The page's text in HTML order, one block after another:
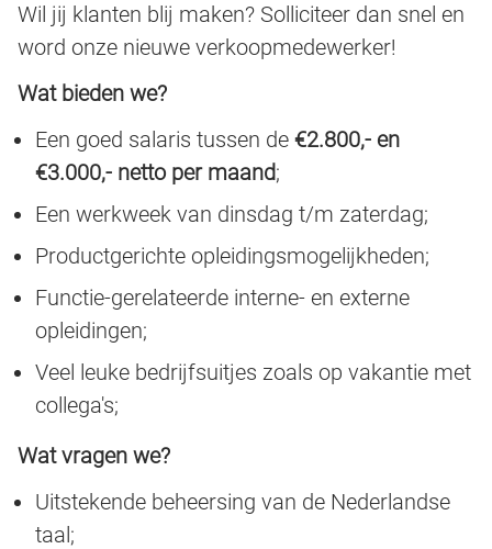
Wil jij klanten blij maken? Solliciteer dan snel en
word onze nieuwe verkoopmedewerker!
Wat bieden we?
Een goed salaris tussen de €2.800,- en
€3.000,- netto per maand;
Een werkweek van dinsdag t/m zaterdag;
Productgerichte opleidingsmogelijkheden;
Functie-gerelateerde interne- en externe
opleidingen;
Veel leuke bedrijfsuitjes zoals op vakantie met
collega's;
Wat vragen we?
Uitstekende beheersing van de Nederlandse
taal;